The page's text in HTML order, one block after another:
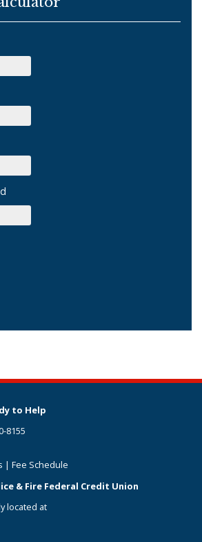
to Help
8155
| Fee Schedule
& Fire Federal Credit Union
located at